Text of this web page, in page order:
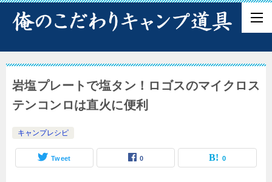
岩塩プレートで塩タン！ロゴスのマイクロス
テンコンロは直火に便利
キャンプレシピ
Tweet 0 0